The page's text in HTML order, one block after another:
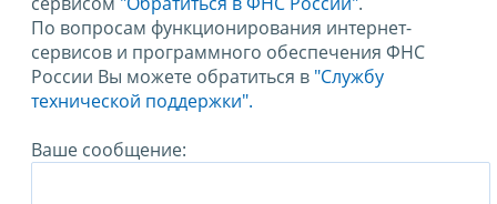
По вопросам функционирования интернет-
сервисов и программного обеспечения ФНС
России Вы можете обратиться в "Службу
технической поддержки".
Ваше сообщение: